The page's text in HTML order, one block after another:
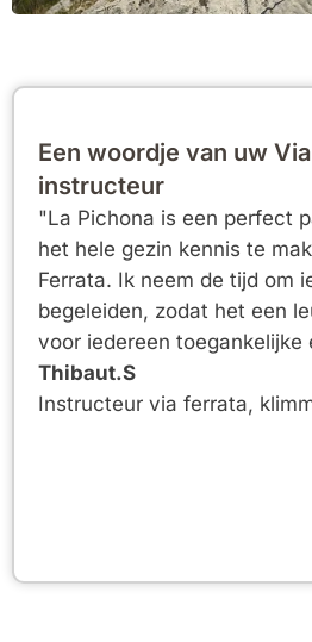
"La Pichona is een perfect
het hele gezin kennis te
Ferrata. Ik neem de tijd om
begeleiden, zodat het een
voor iedereen toegankelijke
Thibaut.S
Instructeur via ferrata,
Een woordje van uw
instructeur